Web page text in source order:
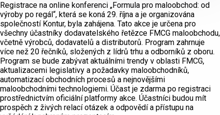
Registrace na online konferenci „Formula pro maloobchod: od
výroby po regál“, která se koná 29. října a je organizována
společností Kontur, byla zahájena. Tato akce je určena pro
všechny účastníky dodavatelského řetězce FMCG maloobchodu,
včetně výrobců, dodavatelů a distributorů. Program zahrnuje
více než 20 řečníků, složených z lídrů trhu a odborníků z oboru.
Program se bude zabývat aktuálními trendy v oblasti FMCG,
aktualizacemi legislativy a požadavky maloobchodníků,
automatizací obchodních procesů a nejnovějšími
maloobchodními technologiemi. Účast je zdarma po registraci
prostřednictvím oficiální platformy akce. Účastníci budou mít
prospěch z živých relací otázek a odpovědí a přístupu na